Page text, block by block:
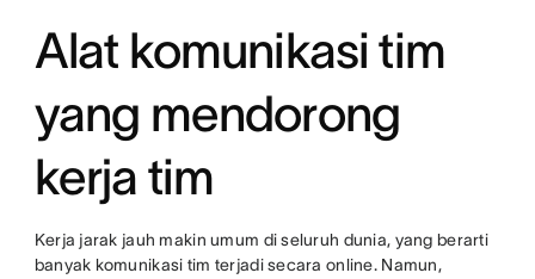
Alat komunikasi tim
yang mendorong
kerja tim
Kerja jarak jauh makin umum di seluruh dunia, yang berarti
banyak komunikasi tim terjadi secara online. Namun,